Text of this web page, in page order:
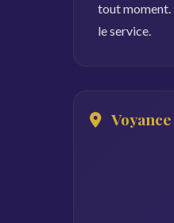
tout moment.
le service.